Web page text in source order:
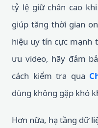
tỷ lệ giữ chân cao
giúp tăng thời gian
hiệu uy tín cực mạnh
ưu video, hãy đảm
cách kiểm tra qua
dùng không gặp khó
Hơn nữa, hạ tầng dữ